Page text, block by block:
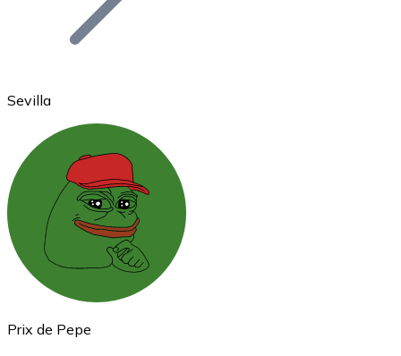
Ethereum
ETH
Sevilla
Prix de Pepe